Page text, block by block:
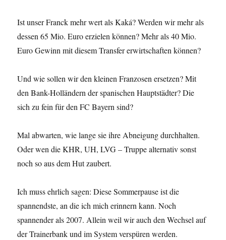
Ist unser Franck mehr wert als Kaká? Werden wir mehr als
dessen 65 Mio. Euro erzielen können? Mehr als 40 Mio.
Euro Gewinn mit diesem Transfer erwirtschaften können?
Und wie sollen wir den kleinen Franzosen ersetzen? Mit
den Bank-Holländern der spanischen Hauptstädter? Die
sich zu fein für den FC Bayern sind?
Mal abwarten, wie lange sie ihre Abneigung durchhalten.
Oder wen die KHR, UH, LVG – Truppe alternativ sonst
noch so aus dem Hut zaubert.
Ich muss ehrlich sagen: Diese Sommerpause ist die
spannendste, an die ich mich erinnern kann. Noch
spannender als 2007. Allein weil wir auch den Wechsel auf
der Trainerbank und im System verspüren werden.